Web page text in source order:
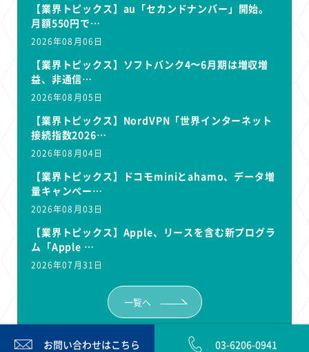
【業界トピックス】au「セカンドナンバー」開始。
月額550円で…
2026年08月06日
【業界トピックス】ソフトバンク4〜6月期は増収増
益、非通信…
2026年08月05日
【業界トピックス】NordVPN「世界インターネット
接続指数2026…
2026年08月04日
【業界トピックス】ドコモminiとahamo、データ増
量キャンペー…
2026年08月03日
【業界トピックス】Apple、リースを含む新プログラ
ム「Apple …
2026年07月31日
一覧へ
お問い合わせはこちら 03-6206-0941